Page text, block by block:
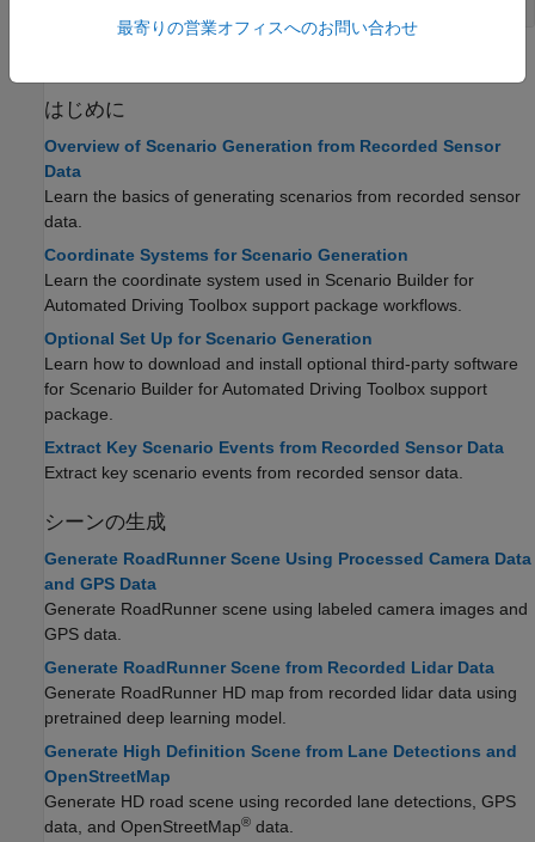
はじめに
Overview of Scenario Generation from Recorded Sensor
Data
Learn the basics of generating scenarios from recorded sensor
data.
Coordinate Systems for Scenario Generation
Learn the coordinate system used in Scenario Builder for
Automated Driving Toolbox support package workflows.
Optional Set Up for Scenario Generation
Learn how to download and install optional third-party software
for Scenario Builder for Automated Driving Toolbox support
package.
Extract Key Scenario Events from Recorded Sensor Data
Extract key scenario events from recorded sensor data.
シーンの生成
Generate RoadRunner Scene Using Processed Camera Data
and GPS Data
Generate RoadRunner scene using labeled camera images and
GPS data.
Generate RoadRunner Scene from Recorded Lidar Data
Generate RoadRunner HD map from recorded lidar data using
pretrained deep learning model.
Generate High Definition Scene from Lane Detections and
OpenStreetMap
Generate HD road scene using recorded lane detections, GPS
data, and OpenStreetMap® data.
最寄りの営業オフィスへのお問い合わせ